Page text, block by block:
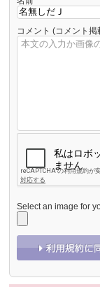
コメント (コメント掲
Select an image for